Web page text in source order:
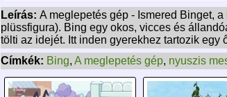
Leírás: A meglepetés gép - Ismered Binget,
plüssfigura). Bing egy okos, vicces és
tölti az idejét. Itt inden gyerekhez tartozik
Címkék: Bing, A meglepetés gép, nyuszis